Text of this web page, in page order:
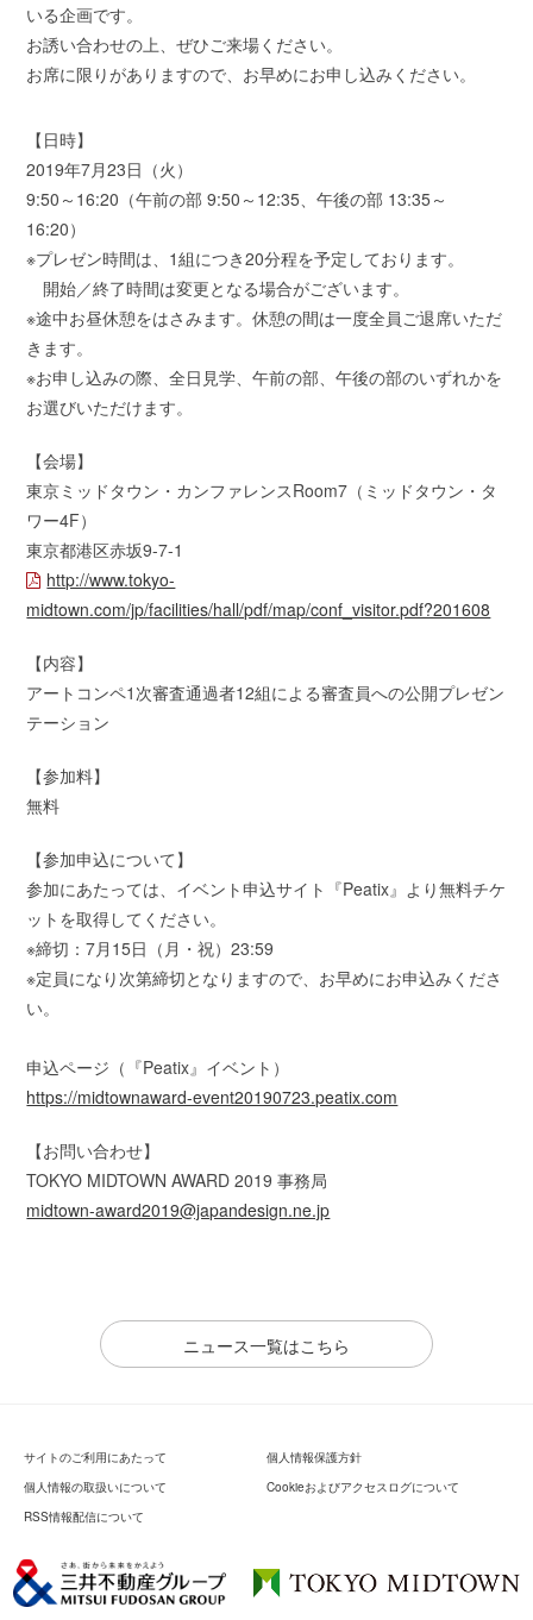
いる企画です。
お誘い合わせの上、ぜひご来場ください。
お席に限りがありますので、お早めにお申し込みください。
【日時】
2019年7月23日（火）
9:50～16:20（午前の部 9:50～12:35、午後の部 13:35～
16:20）
※プレゼン時間は、1組につき20分程を予定しております。
開始／終了時間は変更となる場合がございます。
※途中お昼休憩をはさみます。休憩の間は一度全員ご退席いただ
きます。
※お申し込みの際、全日見学、午前の部、午後の部のいずれかを
お選びいただけます。
【会場】
東京ミッドタウン・カンファレンスRoom7（ミッドタウン・タ
ワー4F）
東京都港区赤坂9-7-1
http://www.tokyo-
midtown.com/jp/facilities/hall/pdf/map/conf_visitor.pdf?201608
【内容】
アートコンペ1次審査通過者12組による審査員への公開プレゼン
テーション
【参加料】
無料
【参加申込について】
参加にあたっては、イベント申込サイト『Peatix』より無料チケ
ットを取得してください。
※締切：7月15日（月・祝）23:59
※定員になり次第締切となりますので、お早めにお申込みくださ
い。
申込ページ（『Peatix』イベント）
https://midtownaward-event20190723.peatix.com
【お問い合わせ】
TOKYO MIDTOWN AWARD 2019 事務局
midtown-award2019@japandesign.ne.jp
ニュース一覧はこちら
サイトのご利用にあたって
個人情報保護方針
個人情報の取扱いについて
Cookieおよびアクセスログについて
RSS情報配信について